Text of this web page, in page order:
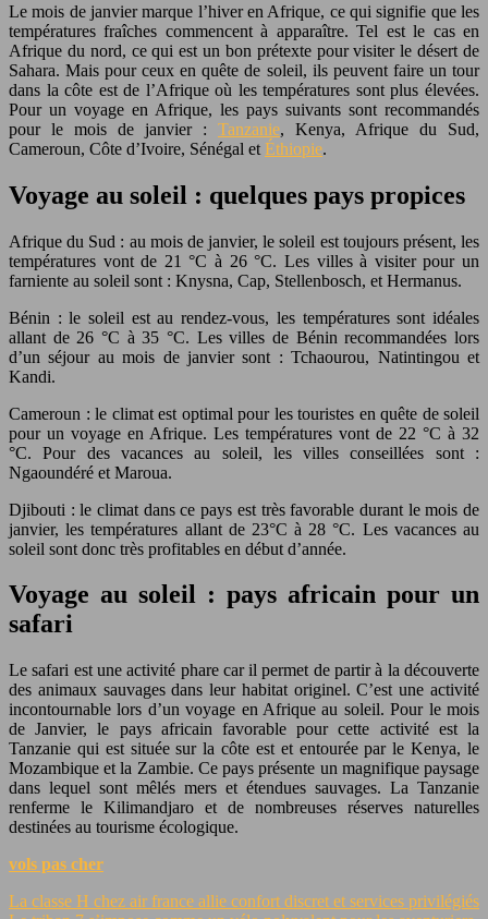
Le mois de janvier marque l’hiver en Afrique, ce qui signifie que les
températures fraîches commencent à apparaître. Tel est le cas en
Afrique du nord, ce qui est un bon prétexte pour visiter le désert de
Sahara. Mais pour ceux en quête de soleil, ils peuvent faire un tour
dans la côte est de l’Afrique où les températures sont plus élevées.
Pour un voyage en Afrique, les pays suivants sont recommandés
pour le mois de janvier : Tanzanie, Kenya, Afrique du Sud,
Cameroun, Côte d’Ivoire, Sénégal et Éthiopie.
Voyage au soleil : quelques pays propices
Afrique du Sud : au mois de janvier, le soleil est toujours présent, les
températures vont de 21 °C à 26 °C. Les villes à visiter pour un
farniente au soleil sont : Knysna, Cap, Stellenbosch, et Hermanus.
Bénin : le soleil est au rendez-vous, les températures sont idéales
allant de 26 °C à 35 °C. Les villes de Bénin recommandées lors
d’un séjour au mois de janvier sont : Tchaourou, Natintingou et
Kandi.
Cameroun : le climat est optimal pour les touristes en quête de soleil
pour un voyage en Afrique. Les températures vont de 22 °C à 32
°C. Pour des vacances au soleil, les villes conseillées sont :
Ngaoundéré et Maroua.
Djibouti : le climat dans ce pays est très favorable durant le mois de
janvier, les températures allant de 23°C à 28 °C. Les vacances au
soleil sont donc très profitables en début d’année.
Voyage au soleil : pays africain pour un
safari
Le safari est une activité phare car il permet de partir à la découverte
des animaux sauvages dans leur habitat originel. C’est une activité
incontournable lors d’un voyage en Afrique au soleil. Pour le mois
de Janvier, le pays africain favorable pour cette activité est la
Tanzanie qui est située sur la côte est et entourée par le Kenya, le
Mozambique et la Zambie. Ce pays présente un magnifique paysage
dans lequel sont mêlés mers et étendues sauvages. La Tanzanie
renferme le Kilimandjaro et de nombreuses réserves naturelles
destinées au tourisme écologique.
vols pas cher
La classe H chez air france allie confort discret et services privilégiés